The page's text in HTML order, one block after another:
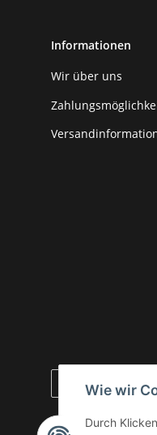
Wie wir
Durch
Informationen
Wir über uns
* Alle Preise zzgl.